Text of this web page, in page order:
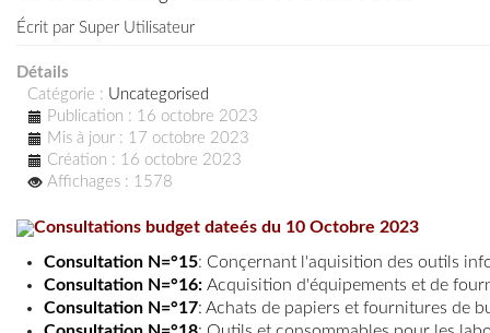
Écrit par Super Utilisateur
Détails
Catégorie : Uncategorised
Publication : 16 octobre 2023
Mis à jour : 17 octobre 2023
Création : 16 octobre 2023
Affichages : 1578
Consultations budget dateés du 10 Octobre 2023
Consultation N=°15: Conçernant l'aquisition des outils
Consultation N=°16: Acquisition d'équipements et de
Consultation N=°17: Achats de papiers et fournitures de